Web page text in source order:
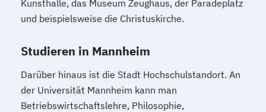
Kunsthalle, das Museum Zeughaus, der Paradeplatz
und beispielsweise die Christuskirche.
Studieren in Mannheim
Darüber hinaus ist die Stadt Hochschulstandort. An
der Universität Mannheim kann man
Betriebswirtschaftslehre, Philosophie,